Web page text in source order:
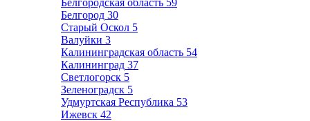
Белгородская область 59
Белгород 30
Старый Оскол 5
Валуйки 3
Калининградская область 54
Калининград 37
Светлогорск 5
Зеленоградск 5
Удмуртская Республика 53
Ижевск 42